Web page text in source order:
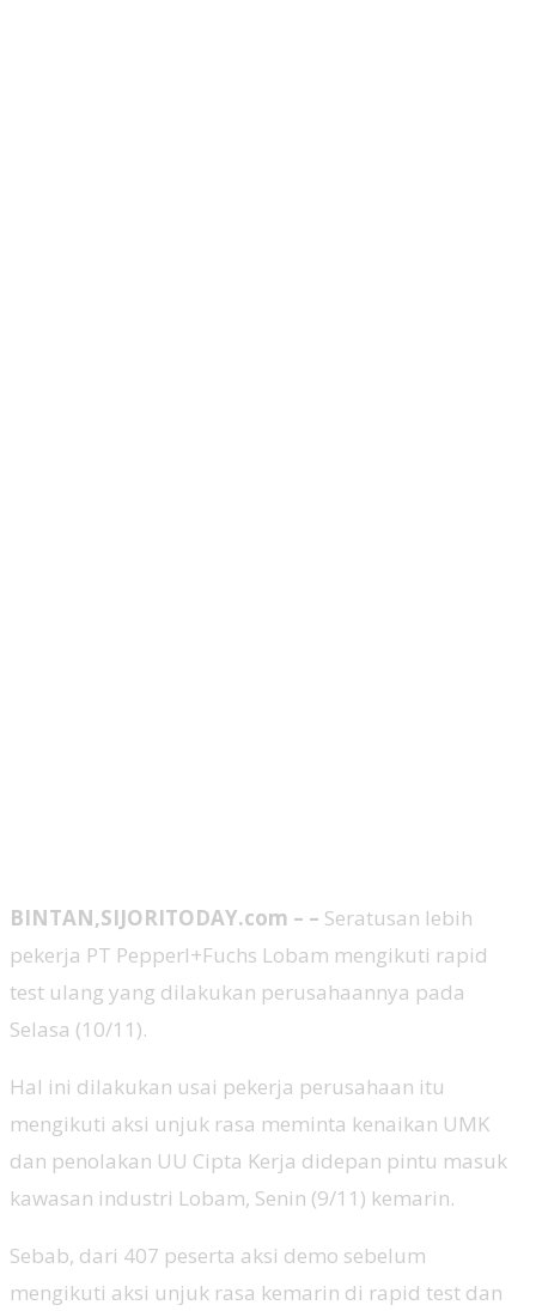
BINTAN,SIJORITODAY.com – – Seratusan lebih
pekerja PT Pepperl+Fuchs Lobam mengikuti rapid
test ulang yang dilakukan perusahaannya pada
Selasa (10/11).
Hal ini dilakukan usai pekerja perusahaan itu
mengikuti aksi unjuk rasa meminta kenaikan UMK
dan penolakan UU Cipta Kerja didepan pintu masuk
kawasan industri Lobam, Senin (9/11) kemarin.
Sebab, dari 407 peserta aksi demo sebelum
mengikuti aksi unjuk rasa kemarin di rapid test dan